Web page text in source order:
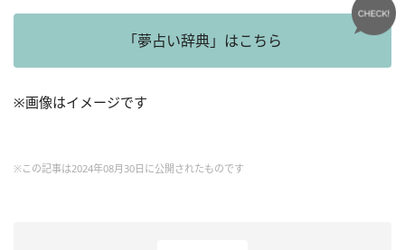
「夢占い辞典」はこちら
※画像はイメージです
※この記事は2024年08月30日に公開されたものです